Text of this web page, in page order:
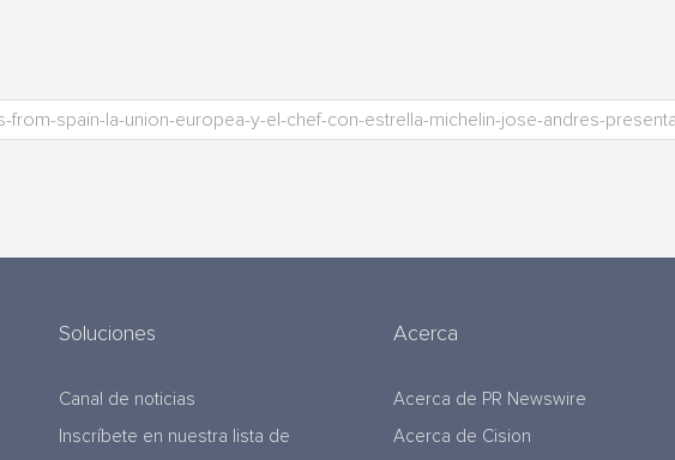
Soluciones
Canal de noticias
Inscríbete en nuestra lista de
Acerca
Acerca de PR Newswire
Acerca de Cision